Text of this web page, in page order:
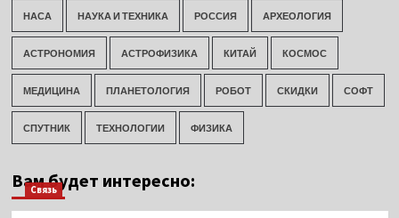
НАСА НАУКА И ТЕХНИКА РОССИЯ АРХЕОЛОГИЯ
АСТРОНОМИЯ АСТРОФИЗИКА КИТАЙ КОСМОС
МЕДИЦИНА ПЛАНЕТОЛОГИЯ РОБОТ СКИДКИ СОФТ
СПУТНИК ТЕХНОЛОГИИ ФИЗИКА
Вам будет интересно:
Связь